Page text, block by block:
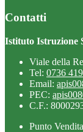
Contatti
Istituto Istruzione
Viale della
Tel: 0736
Email:
PEC:
C.F.:
Punto